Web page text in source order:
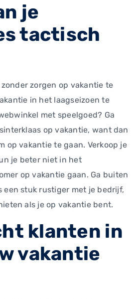
je
tactisch
zorgen op vakantie te
in het laagseizoen te
met speelgoed? Ga
op vakantie, want dan
op vakantie te gaan. Verkoop je
je beter niet in het
op vakantie gaan. Ga buiten
een stuk rustiger met je bedrijf,
als je op vakantie bent.
klanten in
vakantie